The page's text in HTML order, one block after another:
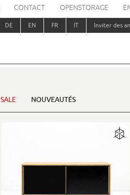
CONTACT OPENSTORAGE
DE EN FR IT Inviter des
SALE NOUVEAUTÉS